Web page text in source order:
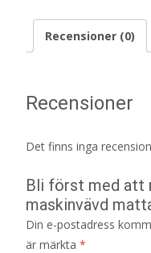
Recensioner (0)
Recensioner
Det finns inga
Bli först med att
maskinvävd
Din e-postadress
är märkta *